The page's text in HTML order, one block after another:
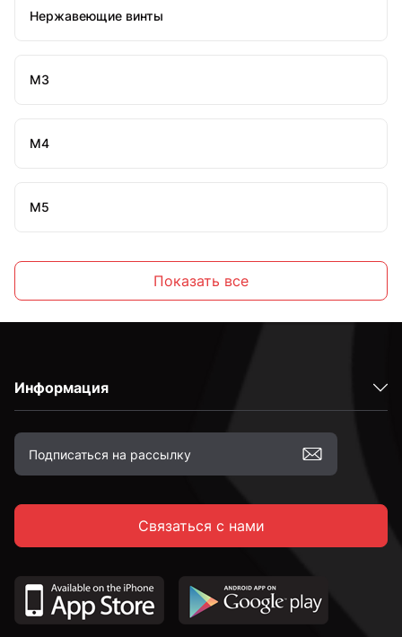
Нержавеющие винты
М3
М4
М5
М10
М12
Показать все
Информация
Связаться с нами